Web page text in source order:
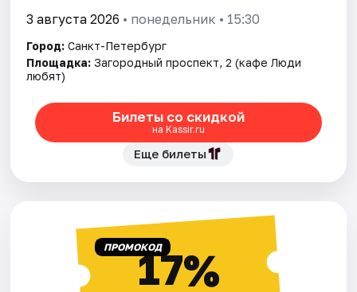
3 августа 2026 • понедельник • 15:30
Город: Санкт-Петербург
Площадка: Загородный проспект, 2 (кафе Люди
любят)
Билеты со скидкой
на Kassir.ru
Еще билеты
ПРОМОКОД17%